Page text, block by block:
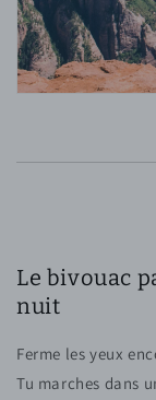
Le bivouac
nuit
Ferme les yeux
Tu marches dans